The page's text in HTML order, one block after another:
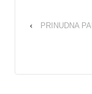
‹
PRINUDNA